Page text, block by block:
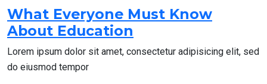
What Everyone Must Know
About Education
Lorem ipsum dolor sit amet, consectetur adipisicing elit, sed
do eiusmod tempor